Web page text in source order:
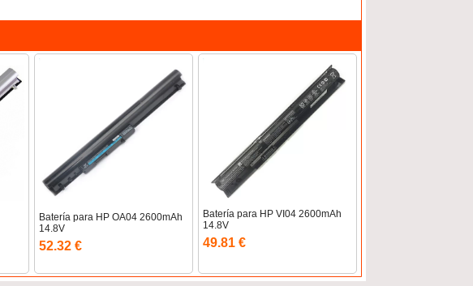
Batería para HP OA04 2600mAh
14.8V
52.32 €
Batería para HP VI04 2600mAh
14.8V
49.81 €